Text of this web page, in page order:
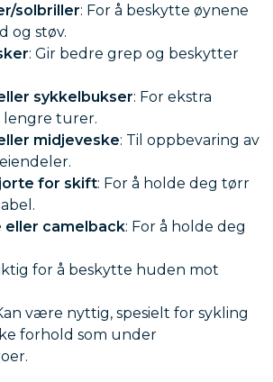
solbriller: For å beskytte øynene
og støv.
: Gir bedre grep og beskytter
sykkelbukser: For ekstra
lengre turer.
midjeveske: Til oppbevaring av
for skift: For å holde deg tørr
eller camelback: For å holde deg
for å beskytte huden mot
være nyttig, spesielt for sykling
forhold som under